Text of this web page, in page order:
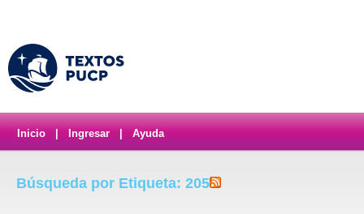
Inicio Ingresar Ayuda
Búsqueda por Etiqueta: 205